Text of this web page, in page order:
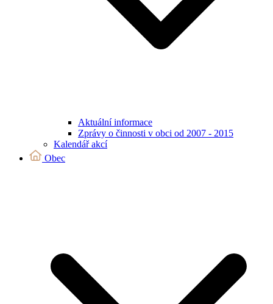
Aktuální informace
Zprávy o činnosti v obci od 2007 - 2015
Kalendář akcí
Obec